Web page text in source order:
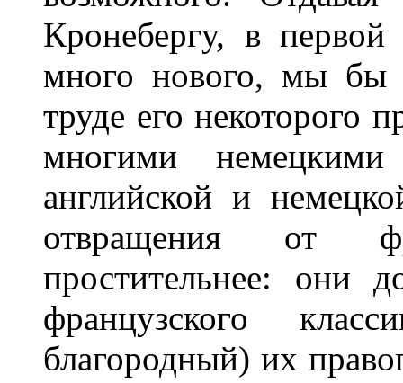
Кронебергу, в
много нового, мы бы
труде его некоторого
многими
английской и
отвращения от
простительнее: они
французского
благородный) их